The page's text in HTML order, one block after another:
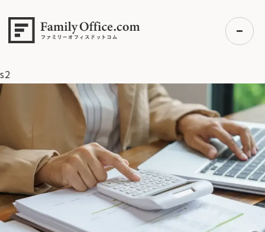
初めての方へ
ご利用の流れ・プラン
事例紹介
エキスパート一覧
無料講座
コラム
利用者の声
費用対効果とは？コストを上回る「見えない価値」を専門家が
s2